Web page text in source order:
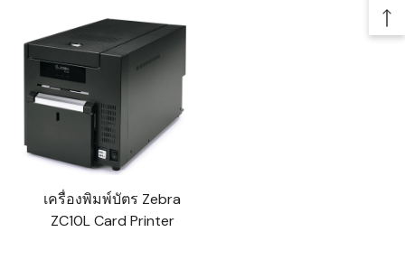
เครื่องพิมพ์บัตร Zebra
ZC10L Card Printer